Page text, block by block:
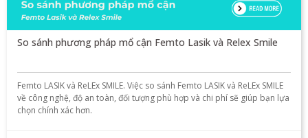
So sánh phương pháp mổ cận Femto Lasik và Relex Smile
Femto LASIK và ReLEx SMILE. Việc so sánh Femto LASIK và ReLEx SMILE
về công nghệ, độ an toàn, đối tượng phù hợp và chi phí sẽ giúp bạn lựa
chọn chính xác hơn.